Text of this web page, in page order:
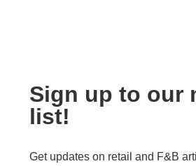
Sign up to our
list!
Get updates on retail and F&B